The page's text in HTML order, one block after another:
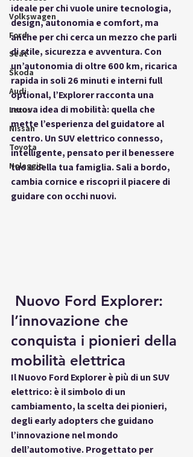
Volkswagen
Ford
Seat
Škoda
Audi
Lexus
Nissan
Toyota
Noleggio
ideale per chi vuole unire tecnologia,
design, autonomia e comfort, ma
anche per chi cerca un mezzo che parli
di stile, sicurezza e avventura. Con
un’autonomia di oltre 600 km, ricarica
rapida in soli 26 minuti e interni full
optional, l’Explorer racconta una
nuova idea di mobilità: quella che
mette l’esperienza del guidatore al
centro. Un SUV elettrico connesso,
intelligente, pensato per il benessere
tuo e della tua famiglia. Sali a bordo,
cambia cornice e riscopri il piacere di
guidare con occhi nuovi.
Nuovo Ford Explorer:
l’innovazione che
conquista i pionieri della
mobilità elettrica
Il Nuovo Ford Explorer è più di un SUV
elettrico: è il simbolo di un
cambiamento, la scelta dei pionieri,
degli early adopters che guidano
l’innovazione nel mondo
dell’automotive. Progettato per